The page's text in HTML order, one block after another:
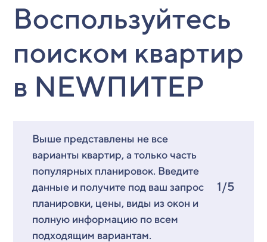
Воспользуйтесь
поиском квартир
в NEWПИТЕР
Выше представлены не все
варианты квартир, а только часть
популярных планировок. Введите
данные и получите под ваш запрос
планировки, цены, виды из окон и
полную информацию по всем
подходящим вариантам.
1/5